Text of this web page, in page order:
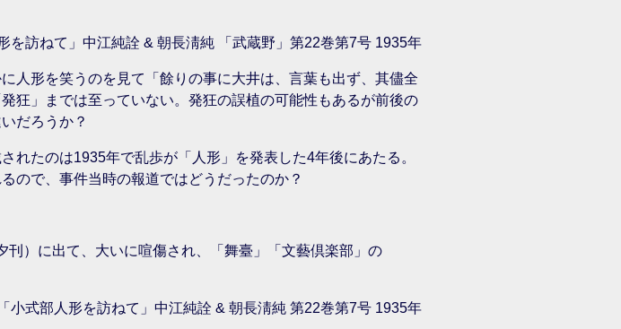
を訪ねて」中江純詮 & 朝長淸純 「武蔵野」第22巻第7号 1935年
人形を笑うのを見て「餘りの事に大井は、言葉も出ず、其儘全
狂」までは至っていない。発狂の誤植の可能性もあるが前後の
だろうか？
れたのは1935年で乱歩が「人形」を発表した4年後にあたる。
ので、事件当時の報道ではどうだったのか？
）に出て、大いに喧傷され、「舞臺」「文藝倶楽部」の
小式部人形を訪ねて」中江純詮 & 朝長淸純 第22巻第7号 1935年